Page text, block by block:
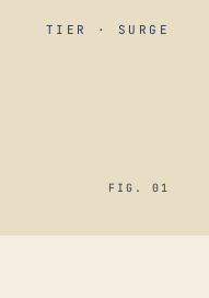
TIER · SURGE
FIG. 01